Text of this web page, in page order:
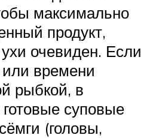
максимально
продукт,
очевиден. Если
времени
рыбкой, в
суповые
(головы,